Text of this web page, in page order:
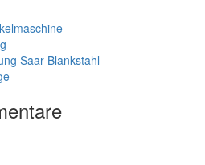
Saar Blankstahl